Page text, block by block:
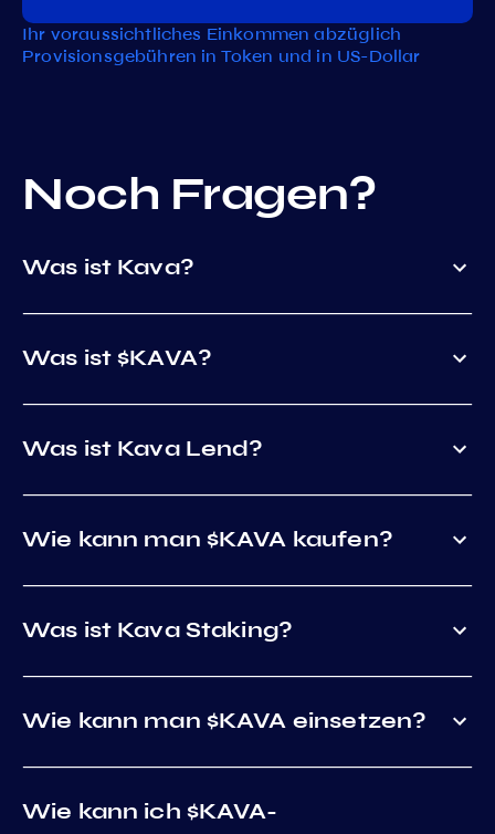
Ihr voraussichtliches Einkommen abzüglich
Provisionsgebühren in Token und in US-Dollar
Noch Fragen?
Was ist Kava?
Was ist $KAVA?
Was ist Kava Lend?
Wie kann man $KAVA kaufen?
Was ist Kava Staking?
Wie kann man $KAVA einsetzen?
Wie kann ich $KAVA-